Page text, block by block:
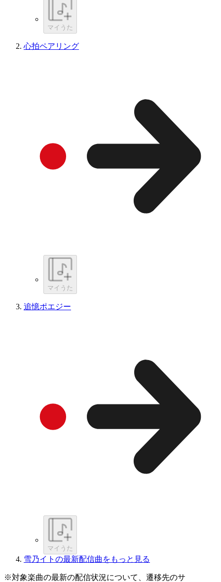
マイうた
心拍ペアリング
マイうた
追憶ポエジー
マイうた
雪乃イトの最新配信曲をもっと見る
※対象楽曲の最新の配信状況について、遷移先のサ